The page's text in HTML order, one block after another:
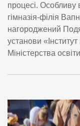
процесі. Особливу
гімназія-філія
нагороджений
установи «Інститут
Міністерства